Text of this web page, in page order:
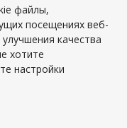
проект 3D
файлы,
посещениях веб-
качества
хотите
настройки